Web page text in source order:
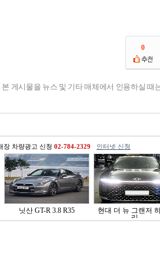
0
본 게시물을 뉴스 및 기타 매체에서 인용하실 때
장 차량광고 신청 02-784-2329 인터넷 신청
닛산 GT-R 3.8 R35
현대 더 뉴 그랜저
리..